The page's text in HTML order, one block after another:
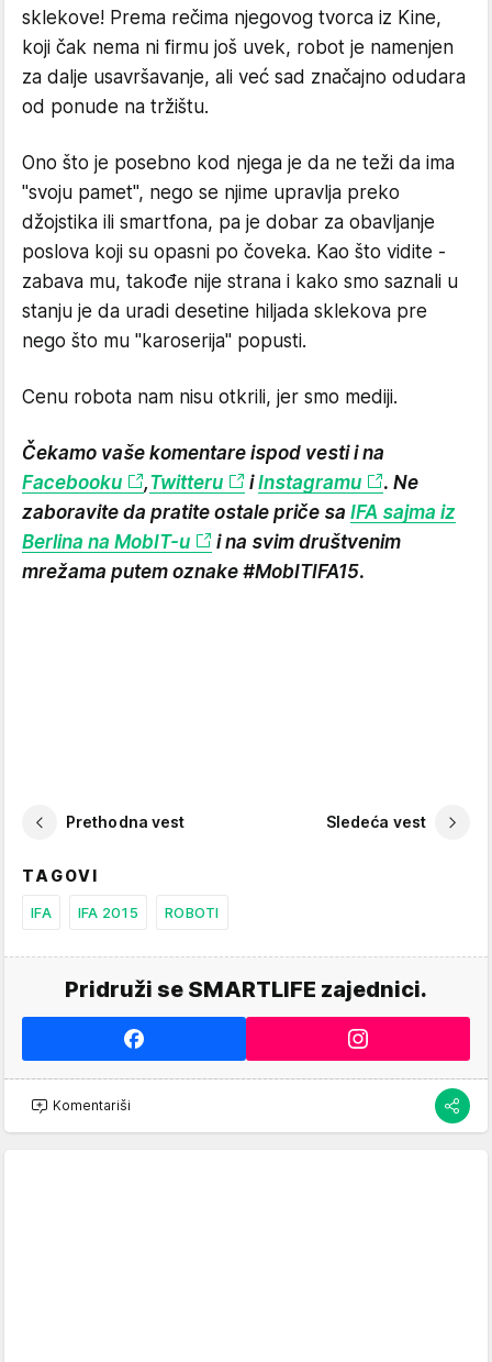
sklekove! Prema rečima njegovog tvorca iz Kine,
koji čak nema ni firmu još uvek, robot je namenjen
za dalje usavršavanje, ali već sad značajno odudara
od ponude na tržištu.
Ono što je posebno kod njega je da ne teži da ima
"svoju pamet", nego se njime upravlja preko
džojstika ili smartfona, pa je dobar za obavljanje
poslova koji su opasni po čoveka. Kao što vidite -
zabava mu, takođe nije strana i kako smo saznali u
stanju je da uradi desetine hiljada sklekova pre
nego što mu "karoserija" popusti.
Cenu robota nam nisu otkrili, jer smo mediji.
Čekamo vaše komentare ispod vesti i na
Facebooku
,Twitteru iInstagramu
. Ne
zaboravite da pratite ostale priče sa IFA sajma iz
Berlina na MobIT-u
i na svim društvenim
mrežama putem oznake #MobITIFA15.
Prethodna vest Sledeća vest
TAGOVI
IFA IFA 2015 ROBOTI
Pridruži se SMARTLIFE zajednici.
Komentariši